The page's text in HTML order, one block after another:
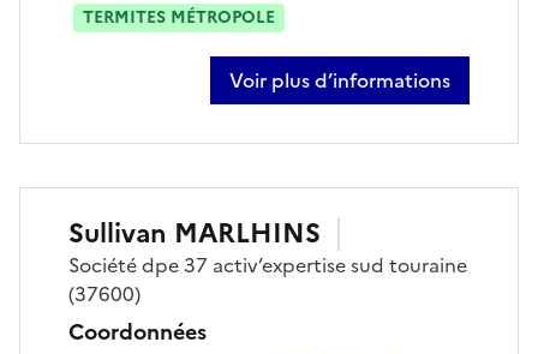
TERMITES MÉTROPOLE
Voir plus d’informations
sur pierre-antoine bihour
Sullivan MARLHINS
Sociétédpe 37 activ’expertise sud touraine
(37600)
Coordonnées